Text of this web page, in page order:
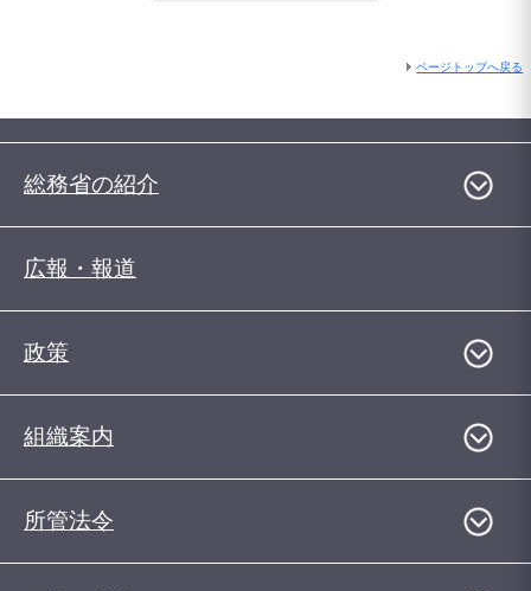
ページトップへ戻る
総務省の紹介
広報・報道
政策
組織案内
所管法令